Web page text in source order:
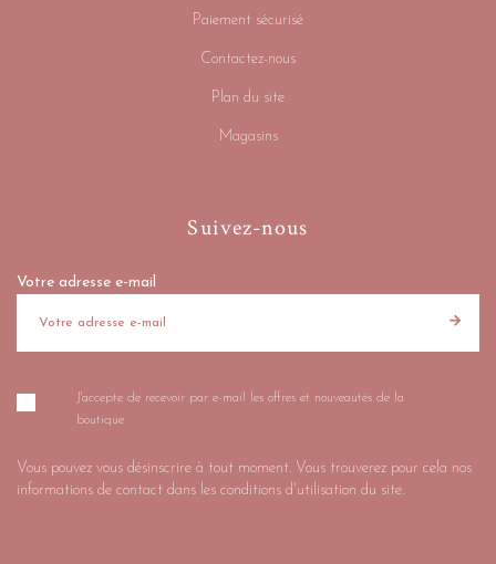
Paiement sécurisé
Contactez-nous
Plan du site
Magasins
Suivez-nous
Votre adresse e-mail
J'accepte de recevoir par e-mail les offres et nouveautés de la
boutique
Vous pouvez vous désinscrire à tout moment. Vous trouverez pour cela nos
informations de contact dans les conditions d'utilisation du site.